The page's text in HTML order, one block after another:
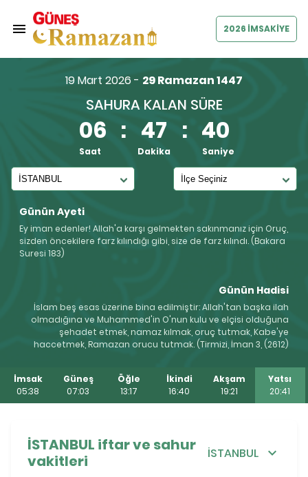
2026 İMSAKİYE
Günün Ayeti
Ey iman edenler! Allah'a karşı gelmekten sakınmanız için Oruç,
sizden öncekilere farz kılındığı gibi, size de farz kılındı. (Bakara
Suresi 183)
19 Mart 2026 - 29 Ramazan 1447
SAHURA KALAN SÜRE
06 : 47 : 40
Saat Dakika Saniye
Günün Hadisi
İslam beş esas üzerine bina edilmiştir: Allah'tan başka ilah
olmadığına ve Muhammed'in O'nun kulu ve elçisi olduğuna
şehadet etmek, namaz kılmak, oruç tutmak, Kabe'ye
haccetmek, Ramazan orucu tutmak. (Tirmizi, İman 3, (2612)
İmsak
05:38
Güneş
07:03
Öğle
13:17
İkindi
16:40
Akşam
19:21
Yatsı
20:41
İSTANBUL iftar ve sahur
vakitleri
İSTANBUL